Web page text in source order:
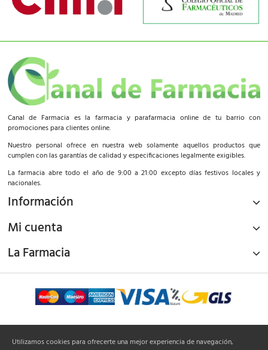
Canal de Farmacia es la farmacia y parafarmacia online de tu barrio con
promociones para clientes online.
Nuestro personal ofrece en nuestra web solamente aquellos productos que
cumplen con las garantías de calidad y especificaciones legalmente exigibles.
La farmacia abre todo el año de 9:00 a 21:00 excepto días festivos locales y
nacionales.
Información
Mi cuenta
La Farmacia
Utilizamos cookies para ofrecerte una mejor experiencia de navegación,